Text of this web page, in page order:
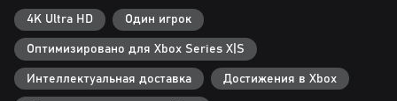
Приготовьтесь испытать невероятное сочетание динамичного
геймплея и захватывающих сюжетных роликов!
Эта игра поддерживает технологию Smart Delivery. Это значит,
что игру можно запустить и на Xbox One, и на Xbox Series X|S.
4K Ultra HD Один игрок
Оптимизировано для Xbox Series X|S
Интеллектуальная доставка Достижения в Xbox